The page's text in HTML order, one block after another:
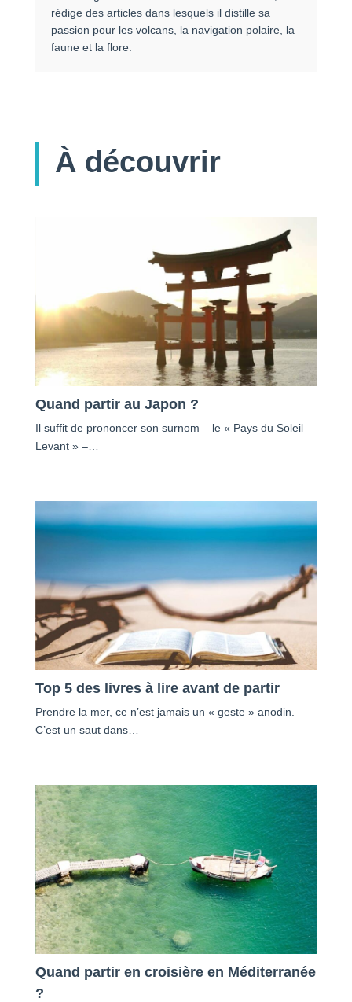
rédige des articles dans lesquels il distille sa
passion pour les volcans, la navigation polaire, la
faune et la flore.
À découvrir
Quand partir au Japon ?
Il suffit de prononcer son surnom – le « Pays du Soleil
Levant » –…
Top 5 des livres à lire avant de partir
Prendre la mer, ce n’est jamais un « geste » anodin.
C’est un saut dans…
Quand partir en croisière en Méditerranée
?